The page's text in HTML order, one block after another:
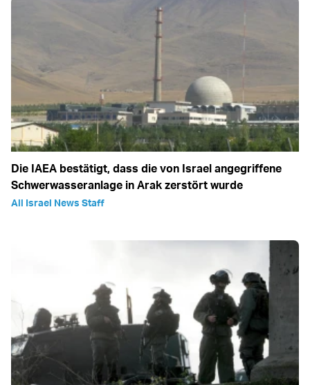
Die IAEA bestätigt, dass die von Israel angegriffene
Schwerwasseranlage in Arak zerstört wurde
All Israel News Staff